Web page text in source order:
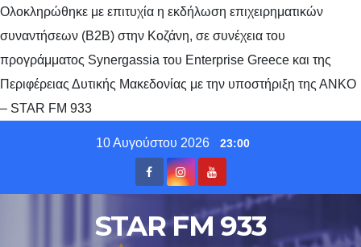
Ολοκληρώθηκε με επιτυχία η εκδήλωση επιχειρηματικών
συναντήσεων (B2B) στην Κοζάνη, σε συνέχεια του
προγράμματος Synergassia του Enterprise Greece και της
Περιφέρειας Δυτικής Μακεδονίας με την υποστήριξη της ΑΝΚΟ
– STAR FM 933
10 Αυγούστου 2026 23:00
STAR FM 933